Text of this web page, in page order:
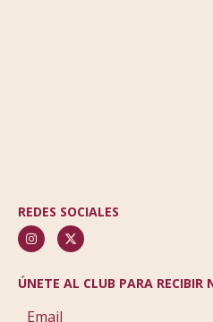
REDES SOCIALES
ÚNETE AL CLUB PARA RECIBIR